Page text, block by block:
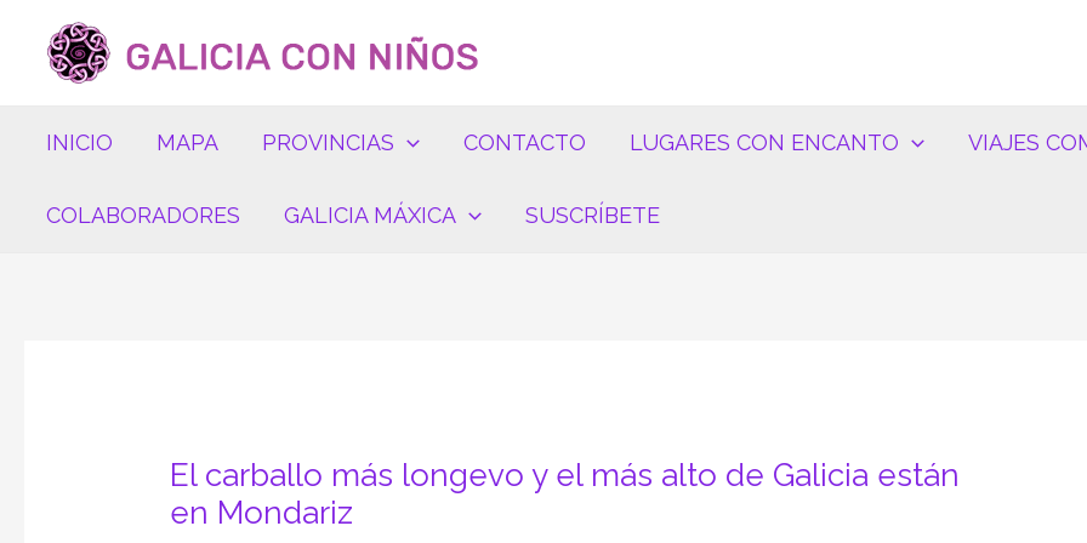
contenido
INICIO MAPA PROVINCIAS CONTACTO LUGARES CON ENCANTO VIAJES
COLABORADORES GALICIA MÁXICA SUSCRÍBETE
El carballo más longevo y el más alto de Galicia están
en Mondariz
Navegación
de
entradas